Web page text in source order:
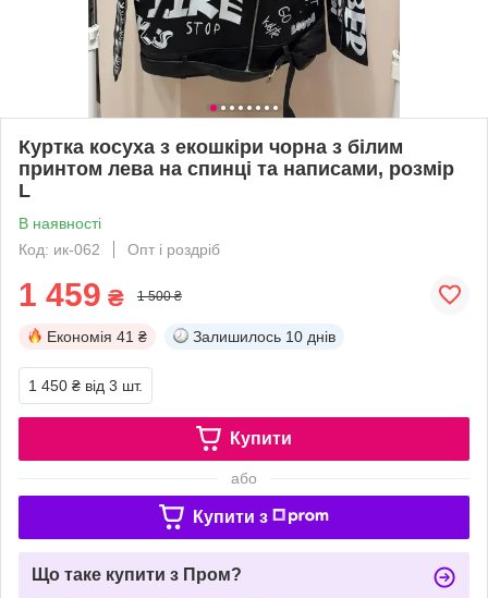
Куртка косуха з екошкіри чорна з білим
принтом лева на спинці та написами, розмір
L
В наявності
Код: ик-062
Опт і роздріб
1 459 ₴ 1 500 ₴
Економія 41 ₴ Залишилось 10 днів
1 450 ₴ від 3 шт.
Купити
або
Купити з
Що таке купити з Пром?